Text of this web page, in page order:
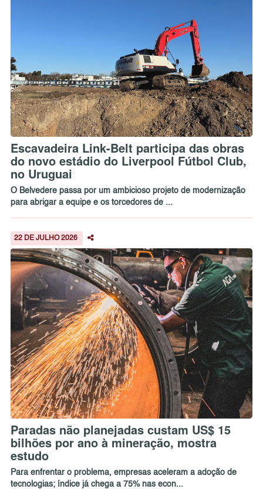
Escavadeira Link-Belt participa das obras
do novo estádio do Liverpool Fútbol Club,
no Uruguai
O Belvedere passa por um ambicioso projeto de modernização
para abrigar a equipe e os torcedores de ...
22 DE JULHO 2026
Paradas não planejadas custam US$ 15
bilhões por ano à mineração, mostra
estudo
Para enfrentar o problema, empresas aceleram a adoção de
tecnologias; índice já chega a 75% nas econ...